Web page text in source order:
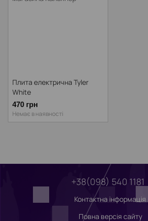
Плита електрична Tyler
White
470 грн
Немає в наявності
+38(098) 540 1181
Контактна інформація
Повна версія сайту